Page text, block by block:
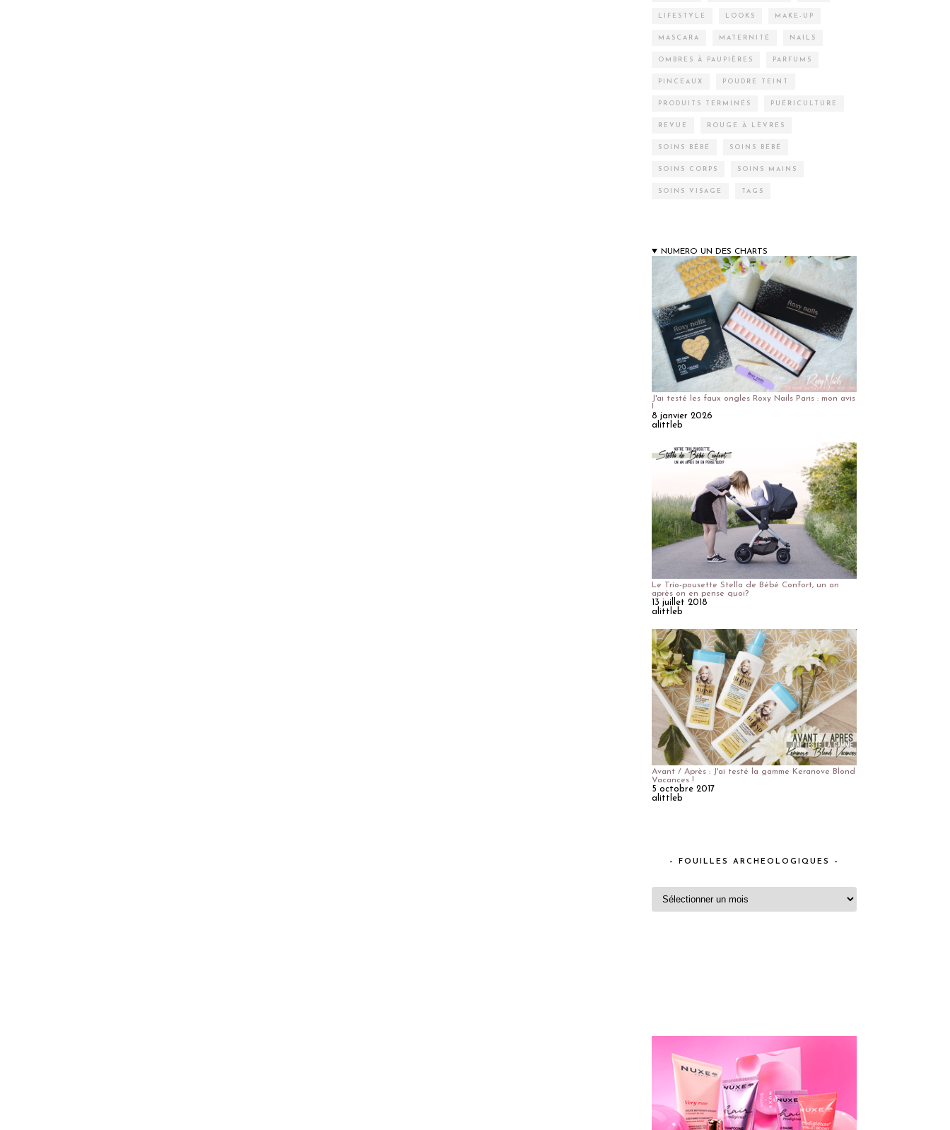
LIFESTYLE LOOKS MAKE-UP
MASCARA MATERNITÉ NAILS
OMBRES À PAUPIÈRES PARFUMS
PINCEAUX POUDRE TEINT
PRODUITS TERMINÉS PUÉRICULTURE
REVUE ROUGE À LÈVRES
SOINS BÉBÉ SOINS BÉBÉ
SOINS CORPS SOINS MAINS
SOINS VISAGE TAGS
NUMERO UN DES CHARTS
J'ai testé les faux ongles Roxy Nails Paris : mon avis
!
8 janvier 2026
alittleb
Le Trio-pousette Stella de Bébé Confort, un an
après on en pense quoi?
13 juillet 2018
alittleb
Avant / Après : J'ai testé la gamme Keranove Blond
Vacances !
5 octobre 2017
alittleb
– FOUILLES ARCHEOLOGIQUES –